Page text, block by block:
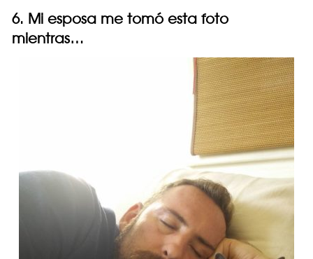
6. Mi esposa me tomó esta foto
mientras…